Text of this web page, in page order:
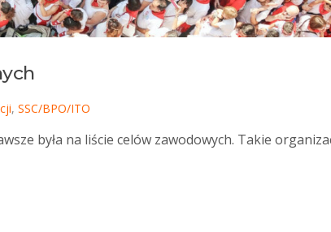
, SSC/BPO/ITO
była na liście celów zawodowych. Takie